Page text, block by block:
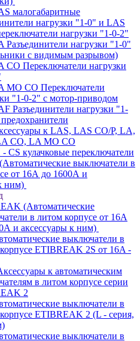
малогабаритные
нагрузки "1-0" и LAS
нагрузки "1-0-2"
Разъединители нагрузки "1-0"
с видимым разрывом)
CO Переключатели нагрузки
MO CO Переключатели
"1-0-2" с мотор-приводом
Разъединители нагрузки "1-
к LAS, LAS CO/P, LA,
CO, LA MO CO
CS кулачковые переключатели
выключатели в
от 16А до 1600А и
ним)
(Автоматические
в литом корпусе от 16А
и аксессуары к ним)
выключатели в
ETIBREAK 2S от 16A -
к автоматическим
в литом корпусе серии
2
выключатели в
ETIBREAK 2 (L - серия,
выключатели в